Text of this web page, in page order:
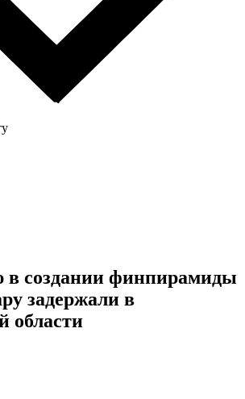
создании финпирамиды
задержали в
области